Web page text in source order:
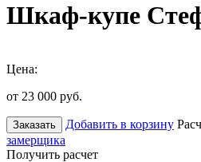
Шкаф-купе
Цена:
от 23 000 руб.
Заказать Добавить в корзину
замерщика
Получить расчет